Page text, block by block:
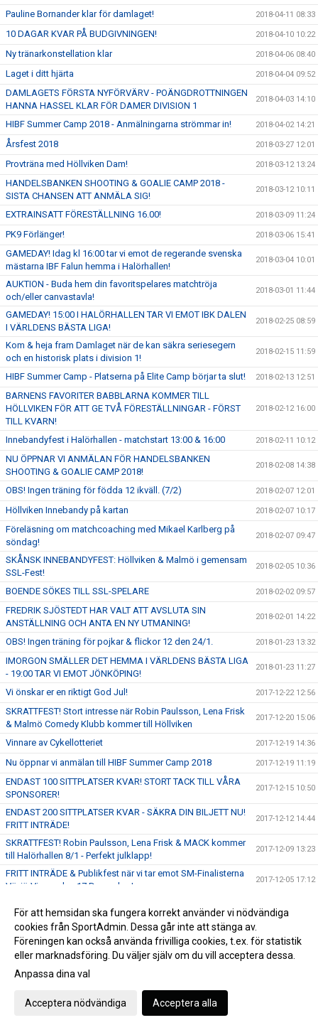
Pauline Bornander klar för damlaget! 2018-04-11 08:33
10 DAGAR KVAR PÅ BUDGIVNINGEN! 2018-04-10 10:22
Ny tränarkonstellation klar 2018-04-06 08:40
Laget i ditt hjärta 2018-04-04 09:52
DAMLAGETS FÖRSTA NYFÖRVÄRV - POÄNGDROTTNINGEN
HANNA HASSEL KLAR FÖR DAMER DIVISION 1
2018-04-03 14:10
HIBF Summer Camp 2018 - Anmälningarna strömmar in! 2018-04-02 14:21
Årsfest 2018 2018-03-27 12:01
Provträna med Höllviken Dam! 2018-03-12 13:24
HANDELSBANKEN SHOOTING & GOALIE CAMP 2018 -
SISTA CHANSEN ATT ANMÄLA SIG!
2018-03-12 10:11
EXTRAINSATT FÖRESTÄLLNING 16.00! 2018-03-09 11:24
PK9 Förlänger! 2018-03-06 15:41
GAMEDAY! Idag kl 16:00 tar vi emot de regerande svenska
mästarna IBF Falun hemma i Halörhallen!
2018-03-04 10:01
AUKTION - Buda hem din favoritspelares matchtröja
och/eller canvastavla!
2018-03-01 11:44
GAMEDAY! 15:00 I HALÖRHALLEN TAR VI EMOT IBK DALEN
I VÄRLDENS BÄSTA LIGA!
2018-02-25 08:59
Kom & heja fram Damlaget när de kan säkra seriesegern
och en historisk plats i division 1!
2018-02-15 11:59
HIBF Summer Camp - Platserna på Elite Camp börjar ta slut! 2018-02-13 12:51
BARNENS FAVORITER BABBLARNA KOMMER TILL
HÖLLVIKEN FÖR ATT GE TVÅ FÖRESTÄLLNINGAR - FÖRST
TILL KVARN!
2018-02-12 16:00
Innebandyfest i Halörhallen - matchstart 13:00 & 16:00 2018-02-11 10:12
NU ÖPPNAR VI ANMÄLAN FÖR HANDELSBANKEN
SHOOTING & GOALIE CAMP 2018!
2018-02-08 14:38
OBS! Ingen träning för födda 12 ikväll. (7/2) 2018-02-07 12:01
Höllviken Innebandy på kartan 2018-02-07 10:17
Föreläsning om matchcoaching med Mikael Karlberg på
söndag!
2018-02-07 09:47
SKÅNSK INNEBANDYFEST: Höllviken & Malmö i gemensam
SSL-Fest!
2018-02-05 10:36
BOENDE SÖKES TILL SSL-SPELARE 2018-02-02 09:57
FREDRIK SJÖSTEDT HAR VALT ATT AVSLUTA SIN
ANSTÄLLNING OCH ANTA EN NY UTMANING!
2018-02-01 14:22
OBS! Ingen träning för pojkar & flickor 12 den 24/1. 2018-01-23 13:32
IMORGON SMÄLLER DET HEMMA I VÄRLDENS BÄSTA LIGA
- 19:00 TAR VI EMOT JÖNKÖPING!
2018-01-23 11:27
Vi önskar er en riktigt God Jul! 2017-12-22 12:56
SKRATTFEST! Stort intresse när Robin Paulsson, Lena Frisk
& Malmö Comedy Klubb kommer till Höllviken
2017-12-20 15:06
Vinnare av Cykellotteriet 2017-12-19 14:36
Nu öppnar vi anmälan till HIBF Summer Camp 2018 2017-12-19 11:19
ENDAST 100 SITTPLATSER KVAR! STORT TACK TILL VÅRA
SPONSORER!
2017-12-15 10:50
ENDAST 200 SITTPLATSER KVAR - SÄKRA DIN BILJETT NU!
FRITT INTRÄDE!
2017-12-12 14:44
SKRATTFEST! Robin Paulsson, Lena Frisk & MACK kommer
till Halörhallen 8/1 - Perfekt julklapp!
2017-12-09 13:23
FRITT INTRÄDE & Publikfest när vi tar emot SM-Finalisterna
Växjö Vipers den 17 December!
2017-12-05 17:12
Halörhallen
2017-12-03 09:49
Ta del av fantastiska erbjudanden hos välkända webbutiker
samtidigt som du stöttar föreningen!
2017-12-01 15:32
GAMEDAY - 19:00 tar vi emot Team Thorengruppen hemma i
För att hemsidan ska fungera korrekt använder vi nödvändiga
cookies från SportAdmin. Dessa går inte att stänga av.
Föreningen kan också använda frivilliga cookies, t.ex. för statistik
eller marknadsföring. Du väljer själv om du vill acceptera dessa.
Anpassa dina val
Acceptera nödvändiga Acceptera alla